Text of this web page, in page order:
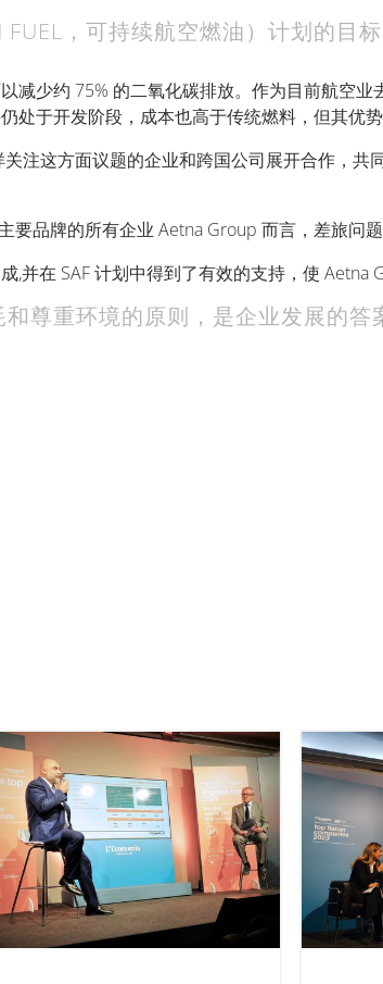
FUEL，可持续航空燃油）计划的目
减少约 75% 的二氧化碳排放。作为目前航空
处于开发阶段，成本也高于传统燃料，但其优
注这方面议题的企业和跨国公司展开合作，
要品牌的所有企业 Aetna Group 而言，差旅问
,并在 SAF 计划中得到了有效的支持，使 Aetna
尊重环境的原则，是企业发展的答